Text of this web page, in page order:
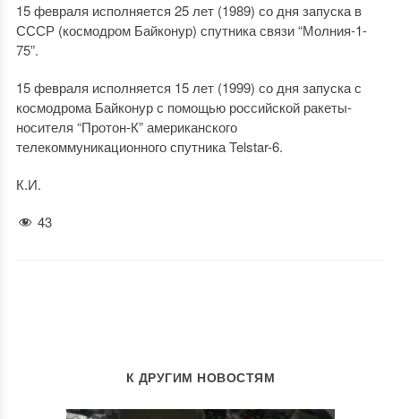
15 февраля исполняется 25 лет (1989) со дня запуска в
СССР (космодром Байконур) спутника связи “Молния-1-
75”.
15 февраля исполняется 15 лет (1999) со дня запуска с
космодрома Байконур с помощью российской ракеты-
носителя “Протон-К” американского
телекоммуникационного спутника Telstar-6.
К.И.
43
К ДРУГИМ НОВОСТЯМ